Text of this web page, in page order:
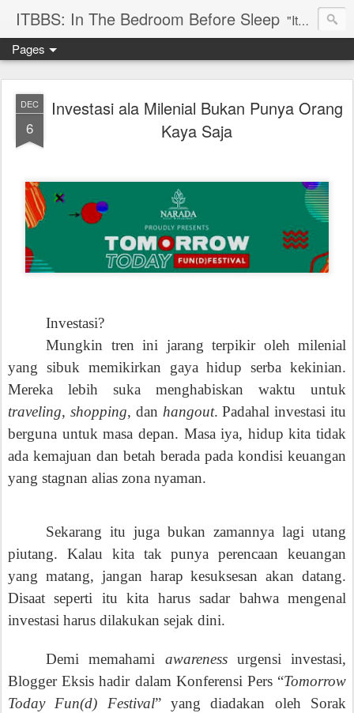
ITBBS: In The Bedroom Before Sleep "Its my life to be exist in the world"
Pages
DEC
6
Investasi ala Milenial Bukan Punya Orang
Kaya Saja
Investasi?
Mungkin tren ini jarang terpikir oleh milenial
yang sibuk memikirkan gaya hidup serba kekinian.
Mereka lebih suka menghabiskan waktu untuk
traveling, shopping, dan hangout. Padahal investasi itu
berguna untuk masa depan. Masa iya, hidup kita tidak
ada kemajuan dan betah berada pada kondisi keuangan
yang stagnan alias zona nyaman.
Sekarang itu juga bukan zamannya lagi utang
piutang. Kalau kita tak punya perencaan keuangan
yang matang, jangan harap kesuksesan akan datang.
Disaat seperti itu kita harus sadar bahwa mengenal
investasi harus dilakukan sejak dini.
Demi memahami awarenessurgensi investasi,
Blogger Eksis hadir dalam Konferensi Pers “Tomorrow
Today Fun(d) Festival” yang diadakan oleh Sorak